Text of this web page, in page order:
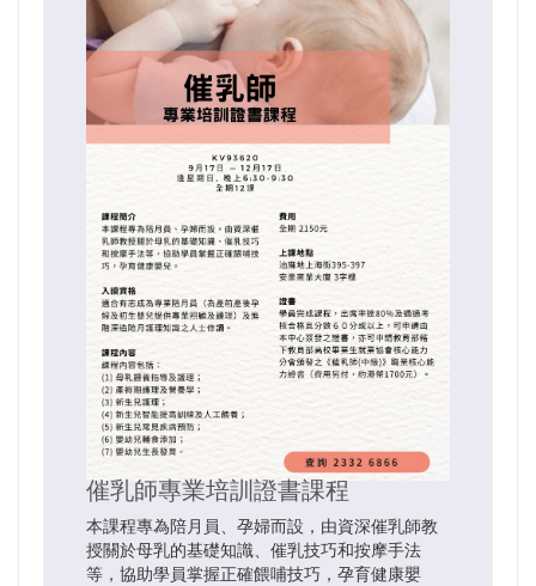
催乳師專業培訓證書課程
本課程專為陪月員、孕婦而設，由資深催乳師教
授關於母乳的基礎知識、催乳技巧和按摩手法
等，協助學員掌握正確餵哺技巧，孕育健康嬰